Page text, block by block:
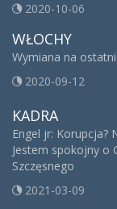
2020-10-06
WŁOCHY
Wymiana na
2020-09-12
KADRA
Engel jr: Korupcja?
Jestem spokojny o
Szczęsnego
2021-03-09